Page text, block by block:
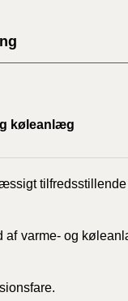
2023)
2022)
2022)
køleanlæg
tilfredsstillende
af varme- og